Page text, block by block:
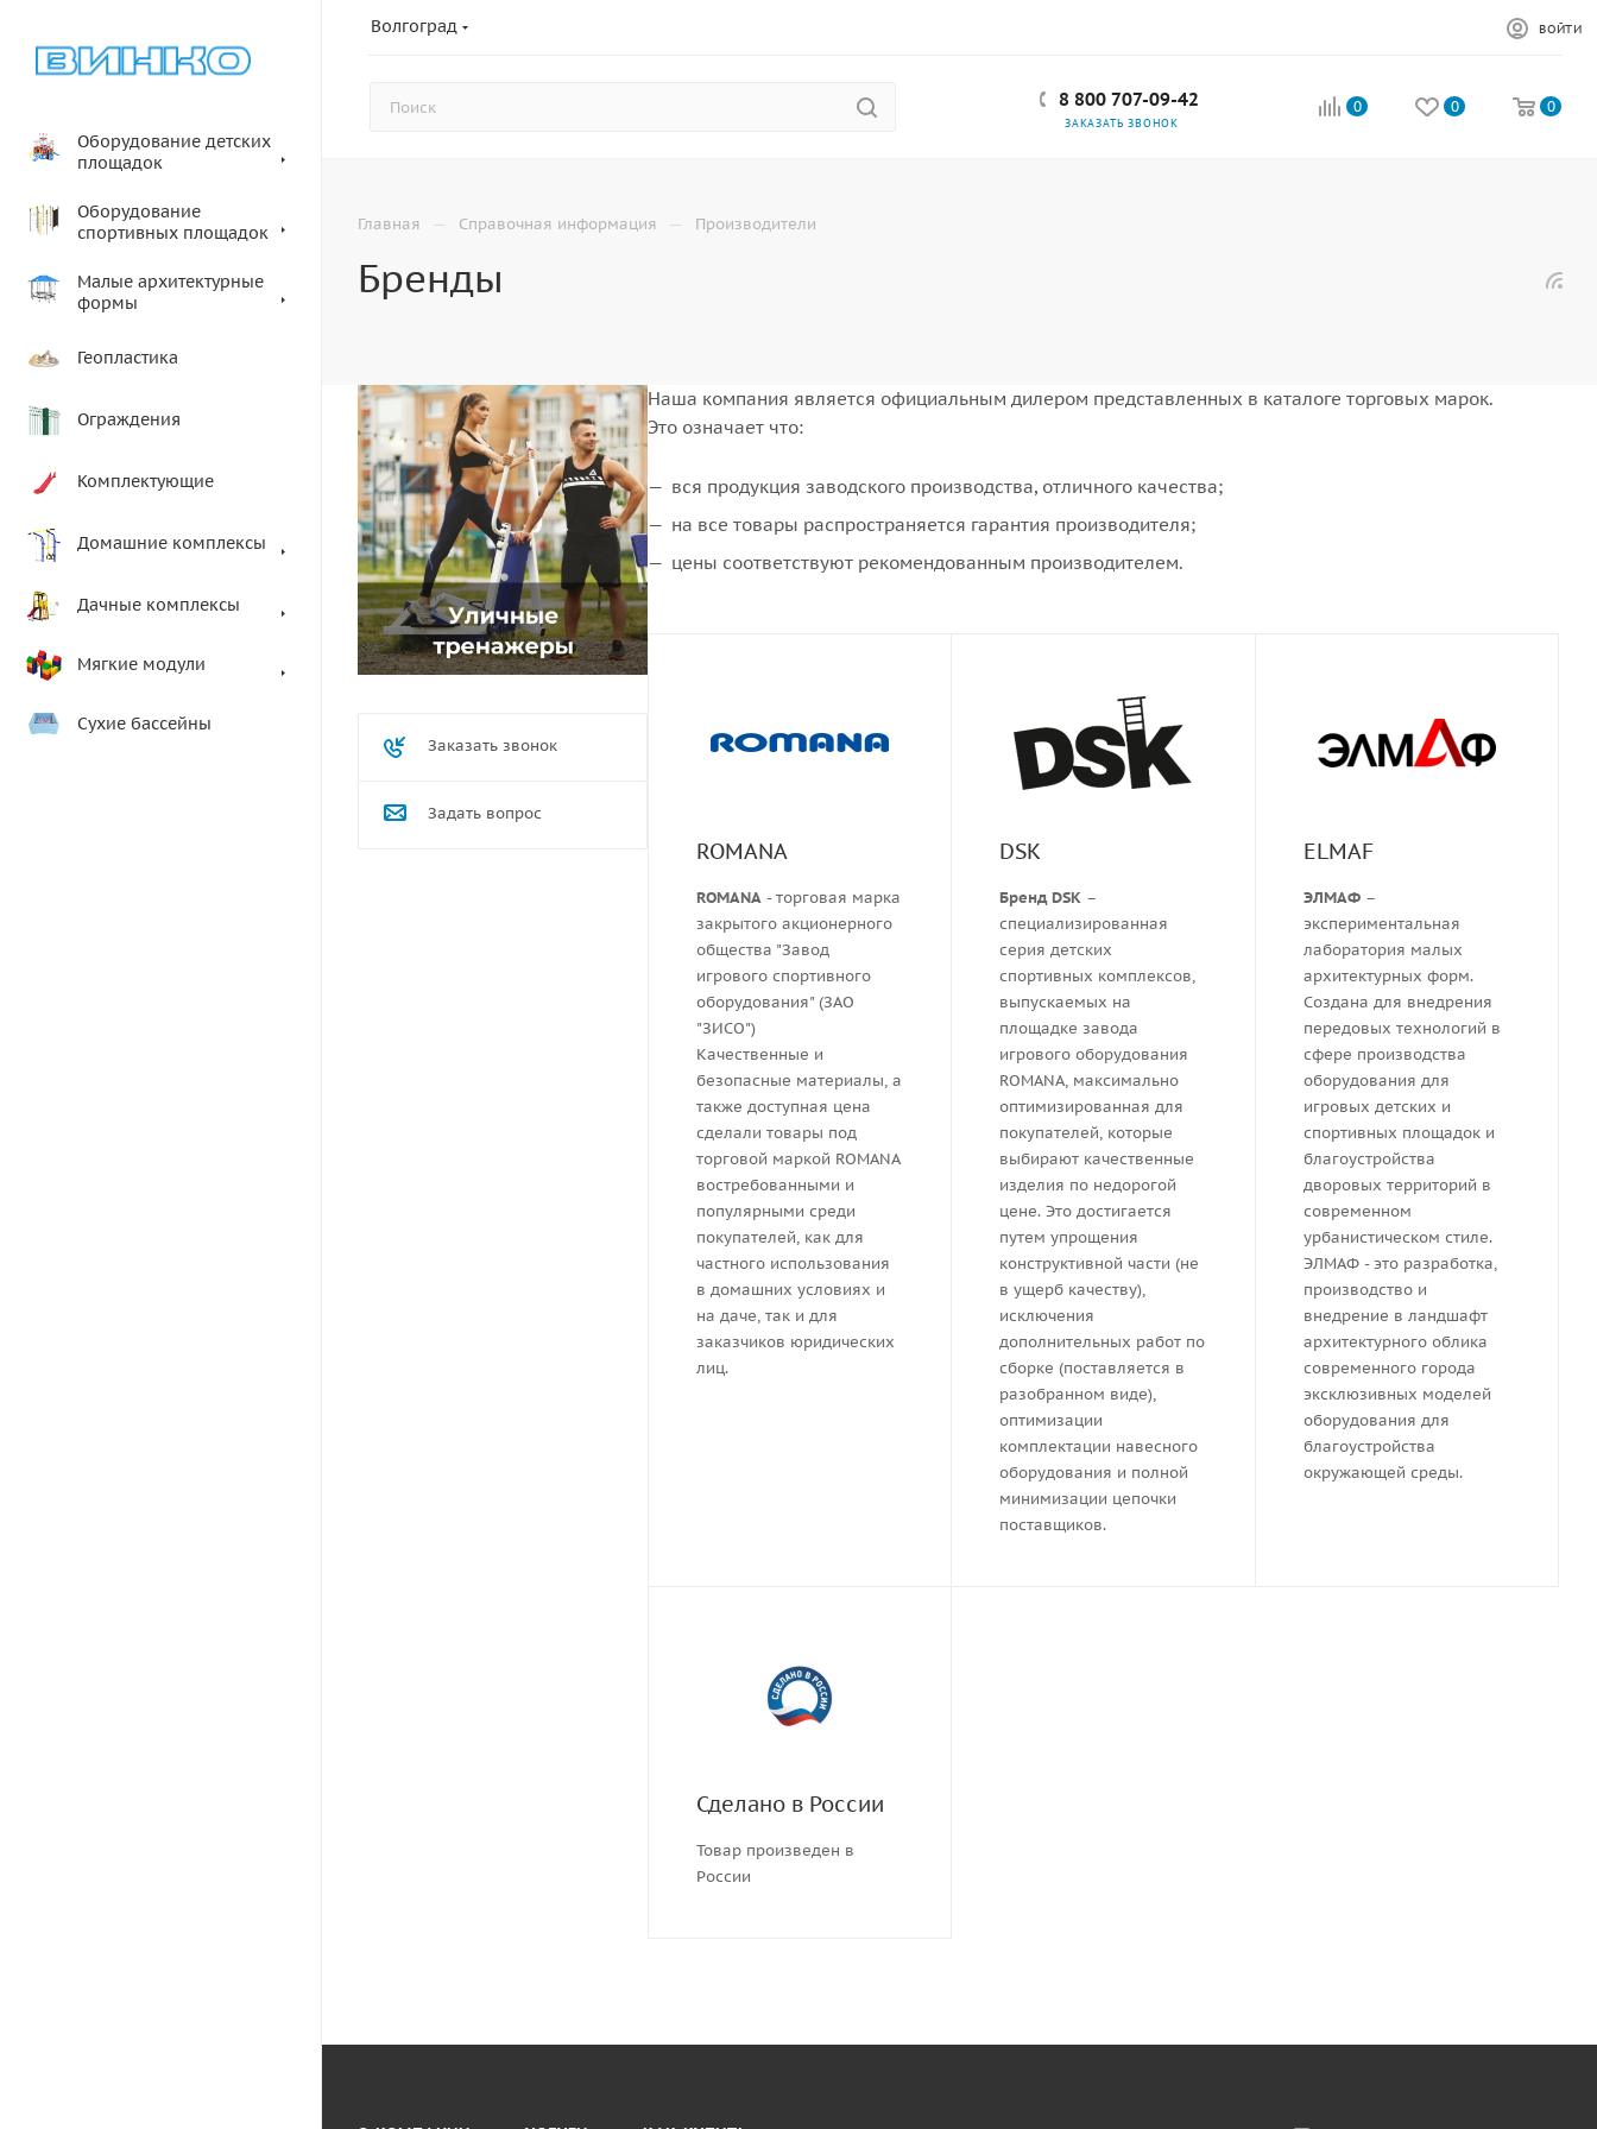
Волгоград ВОЙТИ
8 800 707-09-42
ЗАКАЗАТЬ ЗВОНОК
0 0 0
Оборудование детских
площадок
Оборудование
спортивных площадок
Малые архитектурные
формы
Геопластика
Ограждения
Комплектующие
Домашние комплексы
Дачные комплексы
Мягкие модули
Сухие бассейны
Главная — Справочная информация — Производители
Бренды
Наша компания является официальным дилером представленных в каталоге торговых марок.
Это означает что:
вся продукция заводского производства, отличного качества;
на все товары распространяется гарантия производителя;
цены соответствуют рекомендованным производителем.
ROMANA
ROMANA - торговая марка
закрытого акционерного
общества "Завод
игрового спортивного
оборудования" (ЗАО
"ЗИСО")
Качественные и
безопасные материалы, а
также доступная цена
сделали товары под
торговой маркой ROMANA
востребованными и
популярными среди
покупателей, как для
частного использования
в домашних условиях и
на даче, так и для
заказчиков юридических
лиц.
DSK
Бренд DSK –
специализированная
серия детских
спортивных комплексов,
выпускаемых на
площадке завода
игрового оборудования
ROMANA, максимально
оптимизированная для
покупателей, которые
выбирают качественные
изделия по недорогой
цене. Это достигается
путем упрощения
конструктивной части (не
в ущерб качеству),
исключения
дополнительных работ по
сборке (поставляется в
разобранном виде),
оптимизации
комплектации навесного
оборудования и полной
минимизации цепочки
поставщиков.
ELMAF
ЭЛМАФ–
экспериментальная
лаборатория малых
архитектурных форм.
Создана для внедрения
передовых технологий в
сфере производства
оборудования для
игровых детских и
спортивных площадок и
благоустройства
дворовых территорий в
современном
урбанистическом стиле.
ЭЛМАФ - это разработка,
производство и
внедрение в ландшафт
архитектурного облика
современного города
эксклюзивных моделей
оборудования для
благоустройства
окружающей среды.
Сделано в России
Товар произведен в
России
Заказать звонок
Задать вопрос